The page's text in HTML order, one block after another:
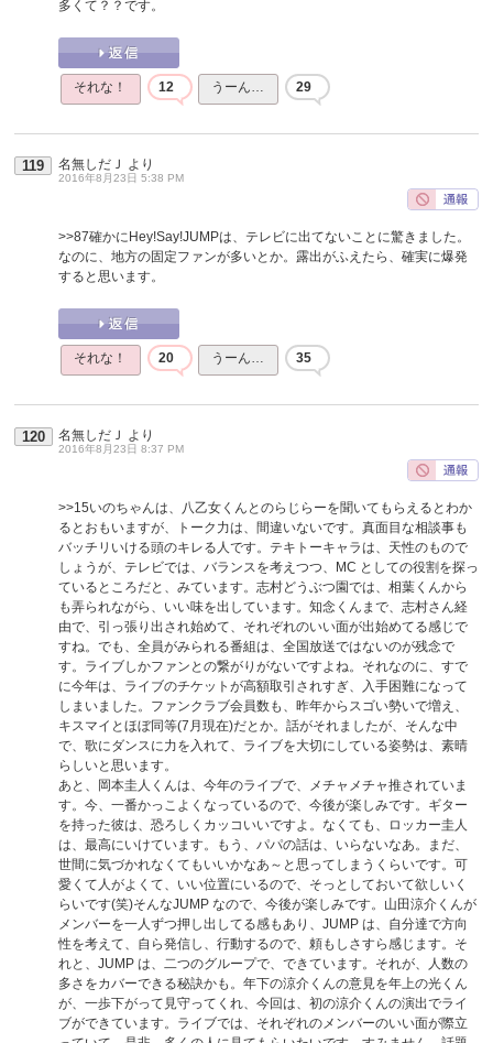
多くて？？です。
それな！ 12 うーん… 29
119 名無しだＪ より
2016年8月23日 5:38 PM
>>87確かにHey!Say!JUMPは、テレビに出てないことに驚きました。
なのに、地方の固定ファンが多いとか。露出がふえたら、確実に爆発
すると思います。
それな！ 20 うーん… 35
120 名無しだＪ より
2016年8月23日 8:37 PM
>>15いのちゃんは、八乙女くんとのらじらーを聞いてもらえるとわか
るとおもいますが、トーク力は、間違いないです。真面目な相談事も
バッチリいける頭のキレる人です。テキトーキャラは、天性のもので
しょうが、テレビでは、バランスを考えつつ、MC としての役割を探っ
ているところだと、みています。志村どうぶつ園では、相葉くんから
も弄られながら、いい味を出しています。知念くんまで、志村さん経
由で、引っ張り出され始めて、それぞれのいい面が出始めてる感じで
すね。でも、全員がみられる番組は、全国放送ではないのが残念で
す。ライブしかファンとの繋がりがないですよね。それなのに、すで
に今年は、ライブのチケットが高額取引されすぎ、入手困難になって
しまいました。ファンクラブ会員数も、昨年からスゴい勢いで増え、
キスマイとほぼ同等(7月現在)だとか。話がそれましたが、そんな中
で、歌にダンスに力を入れて、ライブを大切にしている姿勢は、素晴
らしいと思います。
あと、岡本圭人くんは、今年のライブで、メチャメチャ推されていま
す。今、一番かっこよくなっているので、今後が楽しみです。ギター
を持った彼は、恐ろしくカッコいいですよ。なくても、ロッカー圭人
は、最高にいけています。もう、パパの話は、いらないなあ。まだ、
世間に気づかれなくてもいいかなあ～と思ってしまうくらいです。可
愛くて人がよくて、いい位置にいるので、そっとしておいて欲しいく
らいです(笑)そんなJUMP なので、今後が楽しみです。山田涼介くんが
メンバーを一人ずつ押し出してる感もあり、JUMP は、自分達で方向
性を考えて、自ら発信し、行動するので、頼もしさすら感じます。そ
れと、JUMP は、二つのグループで、できています。それが、人数の
多さをカバーできる秘訣かも。年下の涼介くんの意見を年上の光くん
が、一歩下がって見守ってくれ、今回は、初の涼介くんの演出でライ
ブができています。ライブでは、それぞれのメンバーのいい面が際立